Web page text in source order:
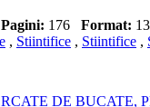
Pagini: 176 Format:
, Stiintifice , Stiintifice ,